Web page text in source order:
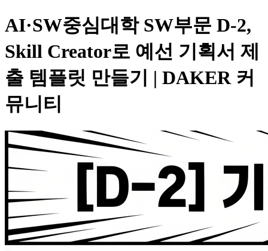
AI·SW중심대학 SW부문 D-2,
Skill Creator로 예선 기획서 제
출 템플릿 만들기 | DAKER 커
뮤니티